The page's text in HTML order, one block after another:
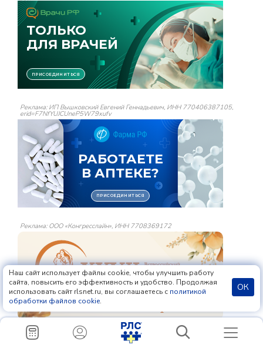
Реклама: ИП Вышковский Евгений Геннадьевич, ИНН 770406387105,
erid=F7NfYUJCUneP5W79xufv
Реклама: ООО «Конгресслайн», ИНН 7708369172
Реклама
Наш сайт использует файлы cookie, чтобы улучшить работу
сайта, повысить его эффективность и удобство. Продолжая
использовать сайт rlsnet.ru, вы соглашаетесь с политикой
обработки файлов cookie.
ОК